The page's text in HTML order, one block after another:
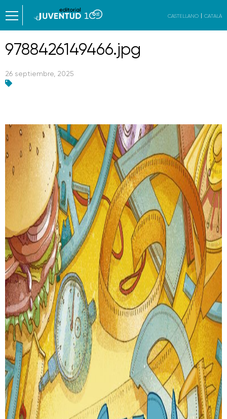
CASTELLANO CATALÀ
9788426149466.jpg
26 septiembre, 2025